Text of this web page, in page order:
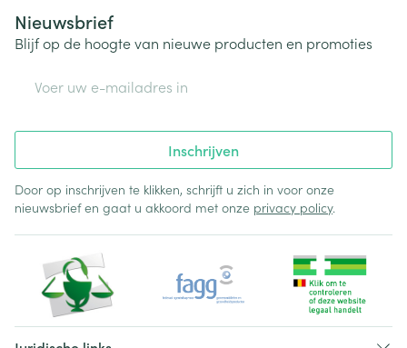
Nieuwsbrief
Blijf op de hoogte van nieuwe producten en promoties
Inschrijven
Door op inschrijven te klikken, schrijft u zich in voor onze
nieuwsbrief en gaat u akkoord met onze privacy policy.